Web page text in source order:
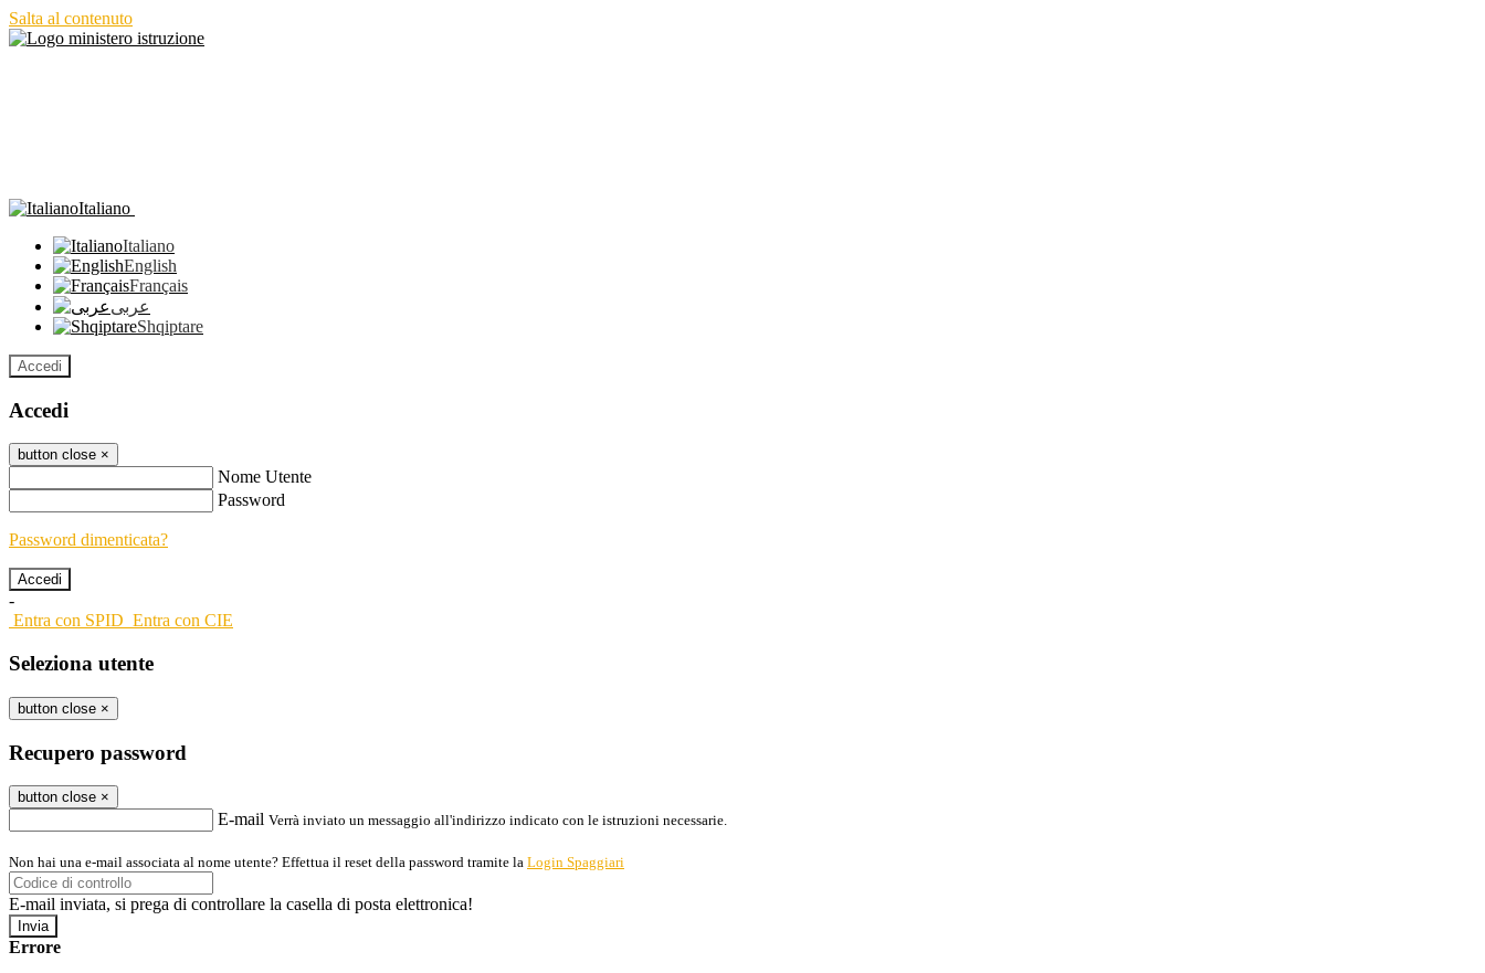
Salta al contenuto
Italiano
Italiano
English
Français
عربى
Shqiptare
Accedi
Accedi
button close ×
Nome Utente
Password
Password dimenticata?
-
Entra con SPID Entra con CIE
Seleziona utente
button close ×
Recupero password
button close ×
E-mail Verrà inviato un messaggio all'indirizzo indicato con le istruzioni necessarie.
Non hai una e-mail associata al nome utente? Effettua il reset della password tramite la Login Spaggiari
E-mail inviata, si prega di controllare la casella di posta elettronica!
Errore